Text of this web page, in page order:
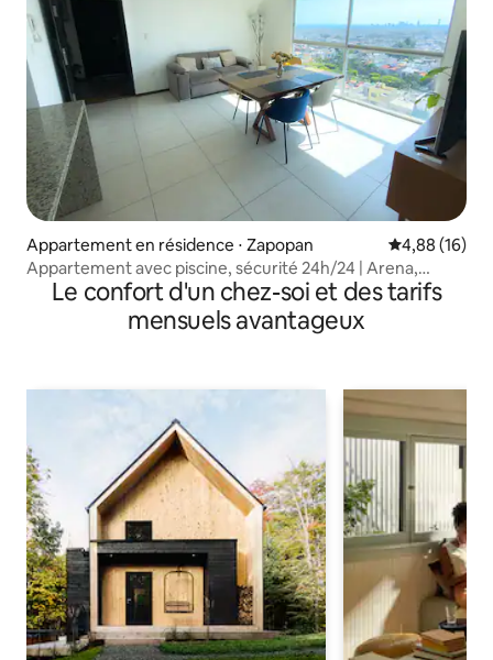
Appartement en résidence ⋅ Zapopan Évaluation
4,88 (16)
Appartement avec piscine, sécurité 24h/24 | Arena,
Akron, Telmex
Le confort d'un chez-soi et des tarifs
mensuels avantageux